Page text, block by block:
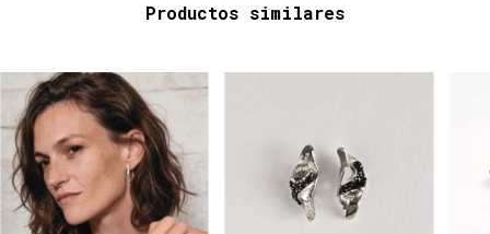
Productos similares